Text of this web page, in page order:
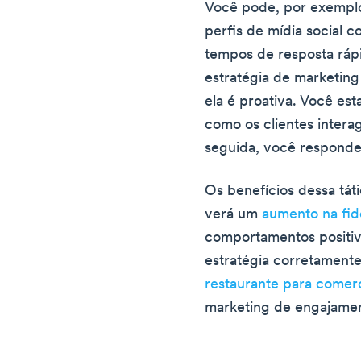
Você pode, por
perfis de mídia social
tempos de resposta
estratégia de
ela é proativa. Você
como os clientes
seguida, você
Os benefícios dessa
verá umaumento na
comportamentos
estratégia
restaurante para
marketing de